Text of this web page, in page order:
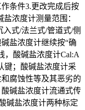
条件3.更改完成后按
浓度计测量范围：
式/法兰式/管道式/侧
盐浓度计继续按“确
，酸碱盐浓度计Cal:A
键；酸碱盐浓度计采
腐蚀性等及其恶劣的
碱盐浓度计流通式传
碱盐浓度计两种标定